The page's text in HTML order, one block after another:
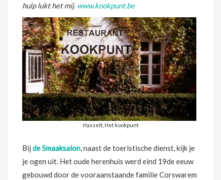
hulp lukt het mij. www.kookpunt.be
Hasselt, Het kookpunt
Bij de Smaaksalon, naast de toeristische dienst, kijk je
je ogen uit. Het oude herenhuis werd eind 19de eeuw
gebouwd door de vooraanstaande familie Corswarem